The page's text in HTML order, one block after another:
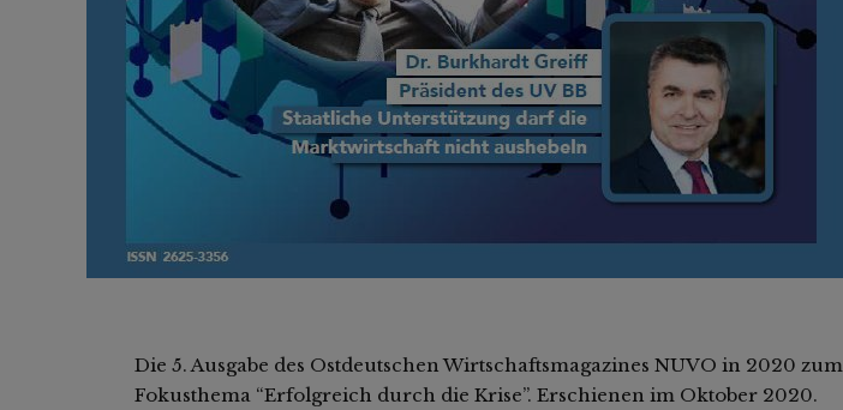
Die 5. Ausgabe des Ostdeutschen Wirtschaftsmagazines NUVO in 2020 zum
Fokusthema “Erfolgreich durch die Krise”. Erschienen im Oktober 2020.